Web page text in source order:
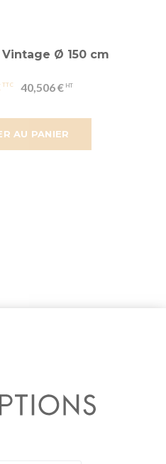
AU PANIER
Ø 150 cm
40,506 €